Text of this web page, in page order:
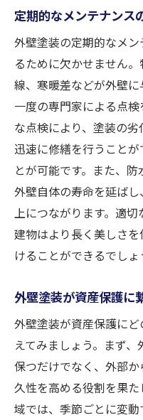
定期的なメンテナンス
外壁塗装の定期的なメ
るために欠かせません
線、寒暖差などが外壁
一度の専門家による点
な点検により、塗装の劣
迅速に修繕を行うこと
とが可能です。また、防
外壁自体の寿命を延ば
上につながります。適
建物はより長く美しさ
けることができるでしょ
外壁塗装が資産保護に
外壁塗装が資産保護に
えてみましょう。まず
保つだけでなく、外部
久性を高める役割を果
域では、季節ごとに変